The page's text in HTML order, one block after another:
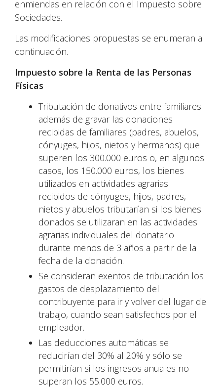
enmiendas en relación con el Impuesto sobre
Sociedades.
Las modificaciones propuestas se enumeran a
continuación.
Impuesto sobre la Renta de las Personas
Físicas
Tributación de donativos entre familiares:
además de gravar las donaciones
recibidas de familiares (padres, abuelos,
cónyuges, hijos, nietos y hermanos) que
superen los 300.000 euros o, en algunos
casos, los 150.000 euros, los bienes
utilizados en actividades agrarias
recibidos de cónyuges, hijos, padres,
nietos y abuelos tributarían si los bienes
donados se utilizaran en las actividades
agrarias individuales del donatario
durante menos de 3 años a partir de la
fecha de la donación.
Se consideran exentos de tributación los
gastos de desplazamiento del
contribuyente para ir y volver del lugar de
trabajo, cuando sean satisfechos por el
empleador.
Las deducciones automáticas se
reducirían del 30% al 20% y sólo se
permitirían si los ingresos anuales no
superan los 55.000 euros.